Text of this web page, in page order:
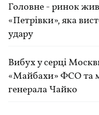
Головне - ринок
«Петрівки», яка
удару
Вибух у серці
«Майбахи» ФСО та
генерала Чайко